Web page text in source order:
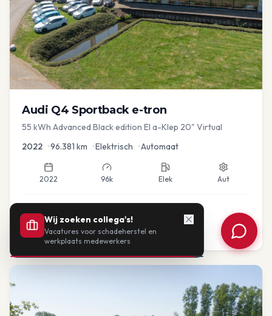
Audi Q4 Sportback e-tron
55 kWh Advanced Black edition El a-Klep 20" Virtual
2022 •96.381 km •Elektrisch •Automaat
2022 96k Elek Aut
€26.940
of vanaf: €558 /mnd BTW
Wij zoeken collega's!
Vacatures voor schadeherstel en
werkplaats medewerkers